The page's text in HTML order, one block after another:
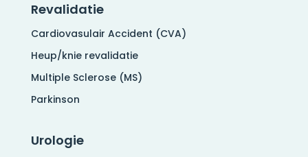
Revalidatie
Cardiovasulair Accident (CVA)
Heup/knie revalidatie
Multiple Sclerose (MS)
Parkinson
Urologie